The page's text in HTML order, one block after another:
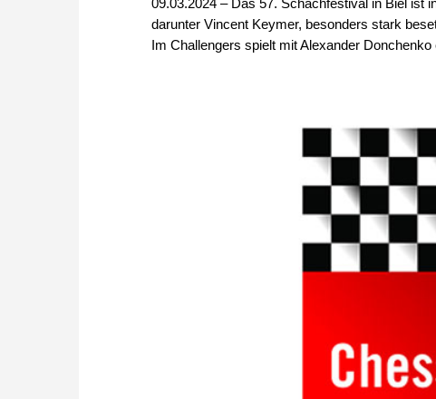
darunter Vincent Keymer, besonders stark
Im Challengers spielt mit Alexander